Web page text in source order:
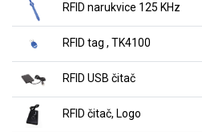
RFID narukvice 125 KHz
RFID tag , TK4100
RFID USB čitač
RFID čitač, Logo